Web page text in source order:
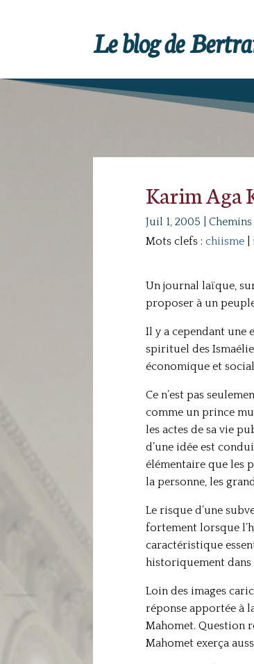
Le blog de
Karim Aga
Juil 1, 2005
Mots clefs : chiisme|
Un journal laïque,
proposer à un
Il y a cependant une
spirituel des
économique et social
Ce n’est pas
comme un prince
les actes de sa vie
d’une idée est
élémentaire que les
la personne, les
Le risque d’une
fortement lorsque
caractéristique
historiquement dans
Loin des images
réponse apportée à
Mahomet. Question
Mahomet exerça